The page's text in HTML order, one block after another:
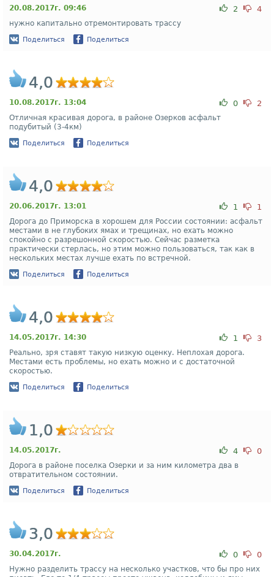
20.08.2017г. 09:46 2 4
нужно капитально отремонтировать трассу
Поделиться Поделиться
4,0
10.08.2017г. 13:04 0 2
Отличная красивая дорога, в районе Озерков асфальт
подубитый (3-4км)
Поделиться Поделиться
4,0
20.06.2017г. 13:01 1 1
Дорога до Приморска в хорошем для России состоянии: асфальт
местами в не глубоких ямах и трещинах, но ехать можно
спокойно с разрешонной скоростью. Сейчас разметка
практически стерлась, но этим можно пользоваться, так как в
нескольких местах лучше ехать по встречной.
Поделиться Поделиться
4,0
14.05.2017г. 14:30 1 3
Реально, зря ставят такую низкую оценку. Неплохая дорога.
Местами есть проблемы, но ехать можно и с достаточной
скоростью.
Поделиться Поделиться
1,0
14.05.2017г. 4 0
Дорога в районе поселка Озерки и за ним километра два в
отвратительном состоянии.
Поделиться Поделиться
3,0
30.04.2017г. 0 0
Нужно разделить трассу на несколько участков, что бы про них